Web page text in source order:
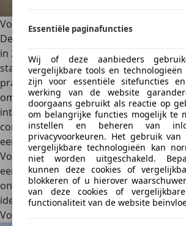
Essentiële paginafuncties
Wij of deze aanbieders
vergelijkbare tools en technologieën
zijn voor essentiële sitefuncties
werking van de website
doorgaans gebruikt als reactie op
om belangrijke functies mogelijk te
instellen en beheren van
privacyvoorkeuren. Het gebruik
vergelijkbare technologieën kan
niet worden uitgeschakeld.
kunnen deze cookies of
blokkeren of u hierover
van deze cookies of
functionaliteit van de website
Volkswagen e-Up
De
in 2013 als een elektrische versie van de
stadsauto Up. De e-Up is ontworpen
praktische elektrische optie te bieden
omgevingen. Binnenin biedt de e-Up
interieur voor een auto van zijn
comfortabelen het dashboard is
eenvoudig te gebruiken
Volkswagen e-Up heeft een 83 pk
een batterij van 32,3 kWh, wat een
ongeveer 260 kilometer (WLTP-norm)
identiek aan deze Volkswagen is de
Volkswagen en Skoda zijn niet meer in